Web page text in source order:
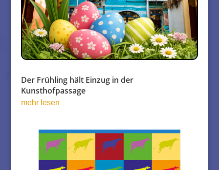
Der Frühling hält Einzug in der
Kunsthofpassage
mehr lesen